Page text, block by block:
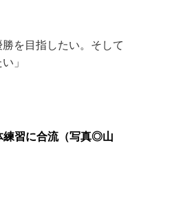
を目指したい。そして
」
練習に合流（写真◎山